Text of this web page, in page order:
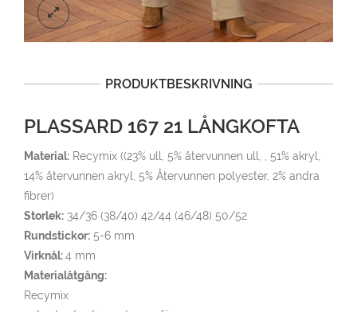
PRODUKTBESKRIVNING
PLASSARD 167 21 LÅNGKOFTA
Material: Recymix ((23% ull, 5% återvunnen ull, , 51% akryl,
14% återvunnen akryl, 5% Återvunnen polyester, 2% andra
fibrer)
Storlek: 34/36 (38/40) 42/44 (46/48) 50/52
Rundstickor: 5-6 mm
Virknål:4 mm
Materialåtgång:
Recymix